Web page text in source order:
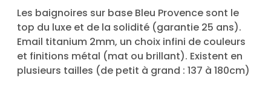
Les baignoires sur base Bleu Provence sont le
top du luxe et de la solidité (garantie 25 ans).
Email titanium 2mm, un choix infini de couleurs
et finitions métal (mat ou brillant). Existent en
plusieurs tailles (de petit à grand : 137 à 180cm)